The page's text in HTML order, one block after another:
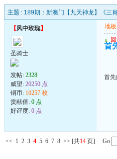
主题 : 189期：新澳门【九天神龙】《三
【风中玫瑰】
圣骑士
发帖: 2328
威望: 20250 点
铜币: 10257 枚
贡献值: 0 点
好评度: 0 点
地板
u
首
首
<< 1 2 3 4 5 6 7 8 >> [共14 页] Go